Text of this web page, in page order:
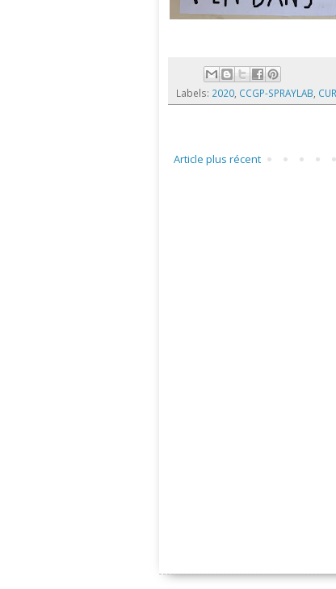
Labels: 2020 CCGP-SPRAYLAB
Article plus récent